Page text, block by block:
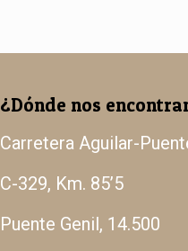
¿Dónde nos
Carretera Aguilar-
C-329, Km. 85’5
Puente Genil, 14.500